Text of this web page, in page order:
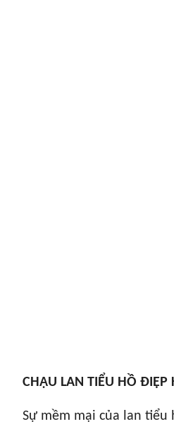
CHẬU LAN TIỂU HỒ ĐIỆP
Sự mềm mại của lan